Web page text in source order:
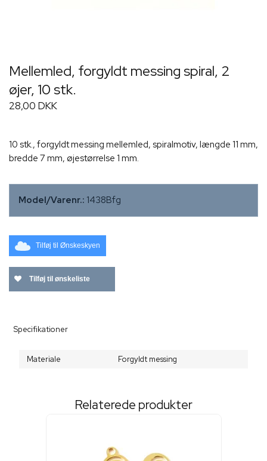
Mellemled, forgyldt messing spiral, 2
øjer, 10 stk.
28,00 DKK
10 stk., forgyldt messing mellemled, spiralmotiv, længde 11 mm,
bredde 7 mm, øjestørrelse 1 mm.
Model/Varenr.: 1438Bfg
Tilføj til Ønskeskyen
Tilføj til ønskeliste
Specifikationer
Materiale Forgyldt messing
Relaterede produkter